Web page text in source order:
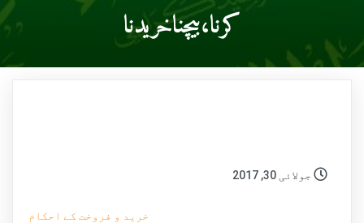
کرنا،بیچناخریدنا
جولائی 30, 2017
خرید و فروخت کے احکام